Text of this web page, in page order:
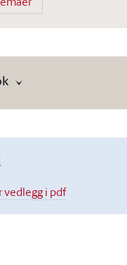
vedlegg i pdf